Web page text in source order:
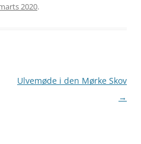
2020.
Ulvemøde i den Mørke Skov
→